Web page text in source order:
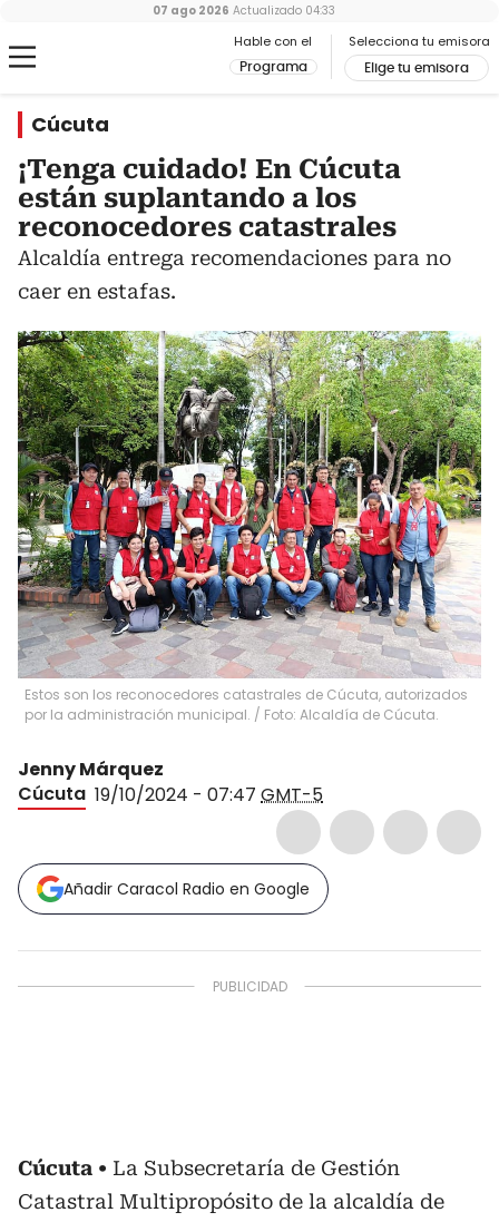
Hable con el
Programa
Selecciona tu emisora
Elige tu emisora
07 ago 2026 Actualizado 04:33
Cúcuta
¡Tenga cuidado! En Cúcuta
están suplantando a los
reconocedores catastrales
Alcaldía entrega recomendaciones para no
caer en estafas.
Estos son los reconocedores catastrales de Cúcuta, autorizados
por la administración municipal. / Foto: Alcaldía de Cúcuta.
Jenny Márquez
Cúcuta 19/10/2024 - 07:47 GMT-5
Añadir Caracol Radio en Google
Cúcuta
La Subsecretaría de Gestión
Catastral Multipropósito de la alcaldía de